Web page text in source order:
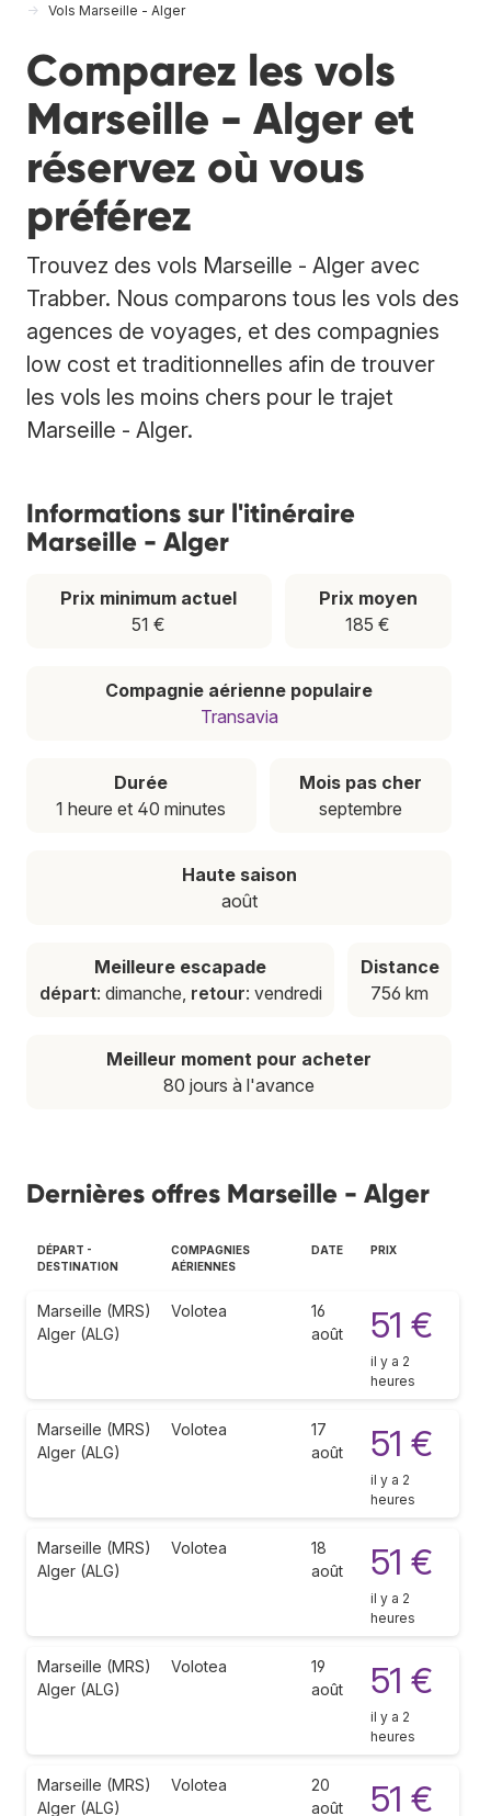
Vols Marseille - Alger
Comparez les vols
Marseille - Alger et
réservez où vous
préférez
Trouvez des vols Marseille - Alger avec
Trabber. Nous comparons tous les vols des
agences de voyages, et des compagnies
low cost et traditionnelles afin de trouver
les vols les moins chers pour le trajet
Marseille - Alger.
Informations sur l'itinéraire
Marseille - Alger
Prix minimum actuel
51 €
Prix moyen
185 €
Compagnie aérienne populaire
Transavia
Durée
1 heure et 40 minutes
Mois pas cher
septembre
Haute saison
août
Meilleure escapade
départ: dimanche, retour: vendredi
Distance
756 km
Meilleur moment pour acheter
80 jours à l'avance
Dernières offres Marseille - Alger
DÉPART -
DESTINATION
COMPAGNIES
AÉRIENNES
DATE PRIX
Marseille (MRS)
Alger (ALG)
Volotea
16
août
51 €
il y a 2
heures
Marseille (MRS)
Alger (ALG)
Volotea
17
août
51 €
il y a 2
heures
Marseille (MRS)
Alger (ALG)
Volotea
18
août
51 €
il y a 2
heures
Marseille (MRS)
Alger (ALG)
Volotea
19
août
51 €
il y a 2
heures
Marseille (MRS)
Alger (ALG)
Volotea
20
août
51 €